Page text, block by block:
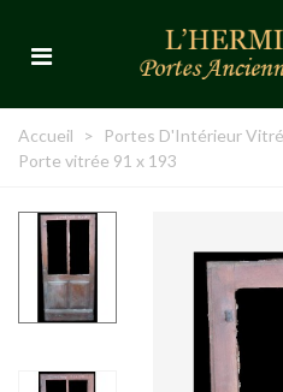
Accueil > Portes D'Intérieur
Porte vitrée 91 x 193